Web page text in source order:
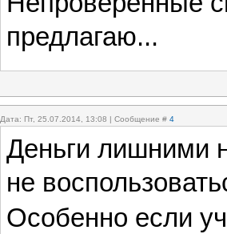
обмануть.
предлагаю...
Дата: Пт, 25.07.2014, 13:08 | Сообщение # 4
Деньги лишними
не
Особенно если